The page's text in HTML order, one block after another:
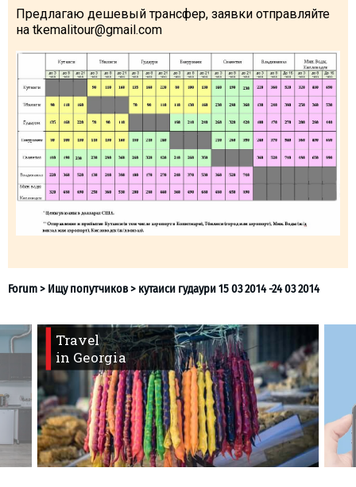
Предлагаю дешевый трансфер, заявки отправляйте
на tkemalitour@gmail.com
Travel
in Georgia
Kazbegi
Other
GEORGIA
About Georgia
Visas
What to drink?
Local money
Mobile phones
Gallery
Safety